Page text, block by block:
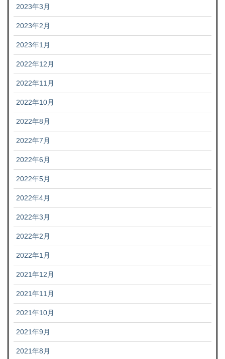
2023年3月
2023年2月
2023年1月
2022年12月
2022年11月
2022年10月
2022年8月
2022年7月
2022年6月
2022年5月
2022年4月
2022年3月
2022年2月
2022年1月
2021年12月
2021年11月
2021年10月
2021年9月
2021年8月